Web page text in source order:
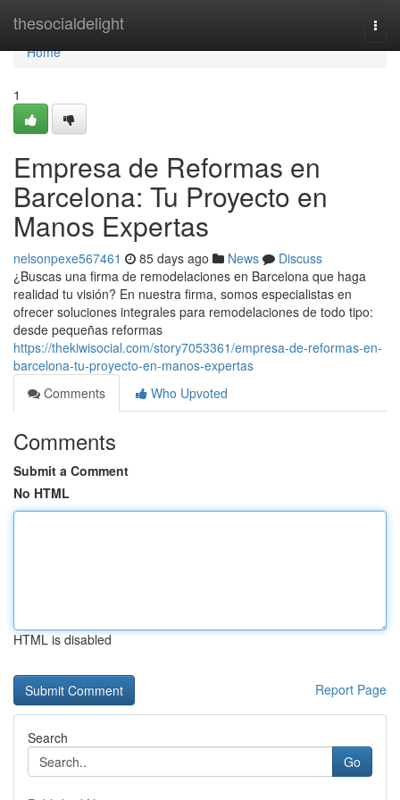
thesocialdelight
Home
Home
1
Empresa de Reformas en
Barcelona: Tu Proyecto en
Manos Expertas
nelsonpexe567461 85 days ago News
Discuss
¿Buscas una firma de remodelaciones en Barcelona que haga
realidad tu visión? En nuestra firma, somos especialistas en
ofrecer soluciones integrales para remodelaciones de todo tipo:
desde pequeñas reformas
https://thekiwisocial.com/story7053361/empresa-de-reformas-en-
barcelona-tu-proyecto-en-manos-expertas
Comments
Who Upvoted
Comments
Submit a Comment
No HTML
HTML is disabled
Report Page
Search
Go